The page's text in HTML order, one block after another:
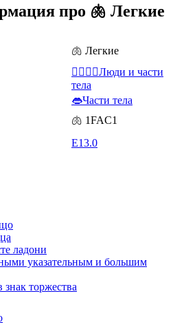
про 🫁 Легкие
🫁 Легкие
👩‍❤️‍💋‍👨Люди и части
тела
👄Части тела
🫁 1FAC1
E13.0
ладони
указательным и большим
торжества